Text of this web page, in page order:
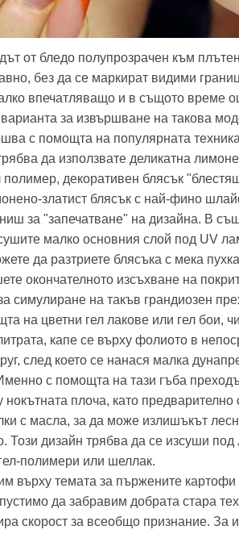
от бледо полупрозрачен към
без да се маркират видими
впечатляващо и в същото време
за извършване на такова
с помощта на популярната
да използвате деликатна
полимер, декоративен блясък
златист блясък с най-фино
за "запечатване" на дизайна. В
малко основния слой под UV
да разтриете блясъка с мека
окончателното изсъхване на
симулиране на такъв грандиозен
на цветни гел лакове или гел бои,
капе се върху фолиото в
след което се нанася малка
с помощта на тази гъба
нокътната плоча, като предварително
с масла, за да може излишъкът
Този дизайн трябва да се изсуши
полимери или шеллак.
върху темата за пържените
да забравим добрата стара
скорост за всеобщо признание. За